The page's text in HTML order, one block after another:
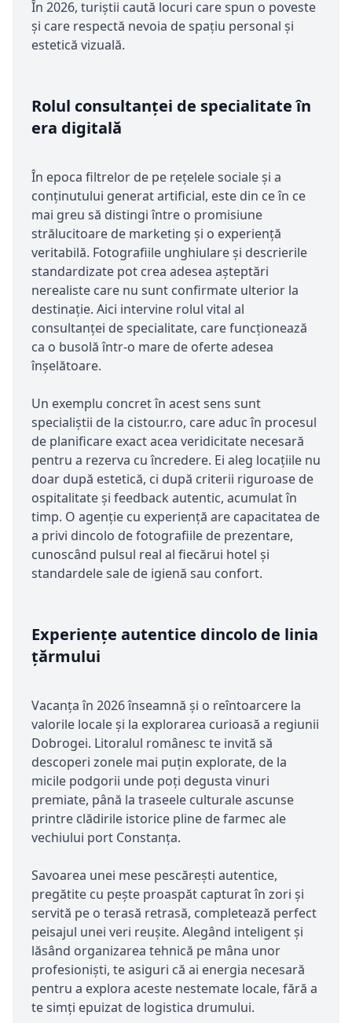
În 2026, turiștii caută locuri care spun o poveste
și care respectă nevoia de spațiu personal și
estetică vizuală.
Rolul consultanței de specialitate în
era digitală
În epoca filtrelor de pe rețelele sociale și a
conținutului generat artificial, este din ce în ce
mai greu să distingi între o promisiune
strălucitoare de marketing și o experiență
veritabilă. Fotografiile unghiulare și descrierile
standardizate pot crea adesea așteptări
nerealiste care nu sunt confirmate ulterior la
destinație. Aici intervine rolul vital al
consultanței de specialitate, care funcționează
ca o busolă într-o mare de oferte adesea
înșelătoare.
Un exemplu concret în acest sens sunt
specialiștii de la cistour.ro, care aduc în procesul
de planificare exact acea veridicitate necesară
pentru a rezerva cu încredere. Ei aleg locațiile nu
doar după estetică, ci după criterii riguroase de
ospitalitate și feedback autentic, acumulat în
timp. O agenție cu experiență are capacitatea de
a privi dincolo de fotografiile de prezentare,
cunoscând pulsul real al fiecărui hotel și
standardele sale de igienă sau confort.
Experiențe autentice dincolo de linia
țărmului
Vacanța în 2026 înseamnă și o reîntoarcere la
valorile locale și la explorarea curioasă a regiunii
Dobrogei. Litoralul românesc te invită să
descoperi zonele mai puțin explorate, de la
micile podgorii unde poți degusta vinuri
premiate, până la traseele culturale ascunse
printre clădirile istorice pline de farmec ale
vechiului port Constanța.
Savoarea unei mese pescărești autentice,
pregătite cu pește proaspăt capturat în zori și
servită pe o terasă retrasă, completează perfect
peisajul unei veri reușite. Alegând inteligent și
lăsând organizarea tehnică pe mâna unor
profesioniști, te asiguri că ai energia necesară
pentru a explora aceste nestemate locale, fără a
te simți epuizat de logistica drumului.